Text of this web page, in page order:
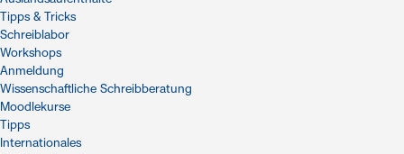
Tipps & Tricks
Schreiblabor
Workshops
Anmeldung
Wissenschaftliche Schreibberatung
Moodlekurse
Tipps
Internationales